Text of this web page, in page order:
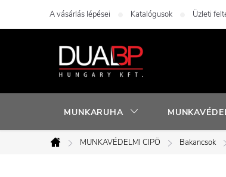
A vásárlás lépései Katalógusok Üzleti
MUNKARUHA
Kezdőlap
MUNKAVÉDELMI CIPÖ Bakancsok